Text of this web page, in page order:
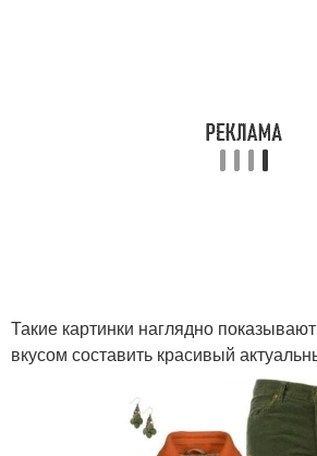
Такие картинки наглядно
вкусом составить красивый